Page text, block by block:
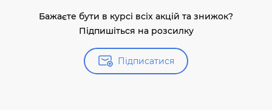
Бажаєте бути в курсі всіх акцій та знижок?
Підпишіться на розсилку
Підписатися